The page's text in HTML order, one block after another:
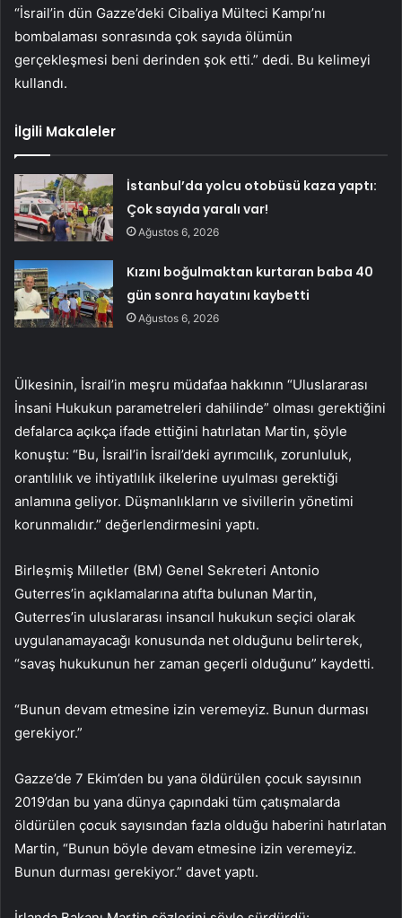
“İsrail’in dün Gazze’deki Cibaliya Mülteci Kampı’nı
bombalaması sonrasında çok sayıda ölümün
gerçekleşmesi beni derinden şok etti.” dedi. Bu kelimeyi
kullandı.
İlgili Makaleler
İstanbul’da yolcu otobüsü kaza yaptı:
Çok sayıda yaralı var!
Ağustos 6, 2026
Kızını boğulmaktan kurtaran baba 40
gün sonra hayatını kaybetti
Ağustos 6, 2026
Ülkesinin, İsrail’in meşru müdafaa hakkının “Uluslararası
İnsani Hukukun parametreleri dahilinde” olması gerektiğini
defalarca açıkça ifade ettiğini hatırlatan Martin, şöyle
konuştu: “Bu, İsrail’in İsrail’deki ayrımcılık, zorunluluk,
orantılılık ve ihtiyatlılık ilkelerine uyulması gerektiği
anlamına geliyor. Düşmanlıkların ve sivillerin yönetimi
korunmalıdır.” değerlendirmesini yaptı.
Birleşmiş Milletler (BM) Genel Sekreteri Antonio
Guterres’in açıklamalarına atıfta bulunan Martin,
Guterres’in uluslararası insancıl hukukun seçici olarak
uygulanamayacağı konusunda net olduğunu belirterek,
“savaş hukukunun her zaman geçerli olduğunu” kaydetti.
“Bunun devam etmesine izin veremeyiz. Bunun durması
gerekiyor.”
Gazze’de 7 Ekim’den bu yana öldürülen çocuk sayısının
2019’dan bu yana dünya çapındaki tüm çatışmalarda
öldürülen çocuk sayısından fazla olduğu haberini hatırlatan
Martin, “Bunun böyle devam etmesine izin veremeyiz.
Bunun durması gerekiyor.” davet yaptı.